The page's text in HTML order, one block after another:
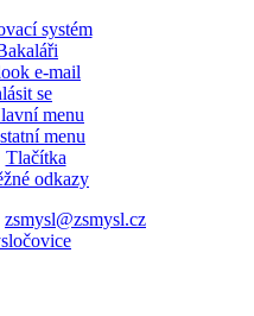
systém
e-mail
se
menu
menu
Tlačítka
odkazy
zsmysl@zsmysl.cz